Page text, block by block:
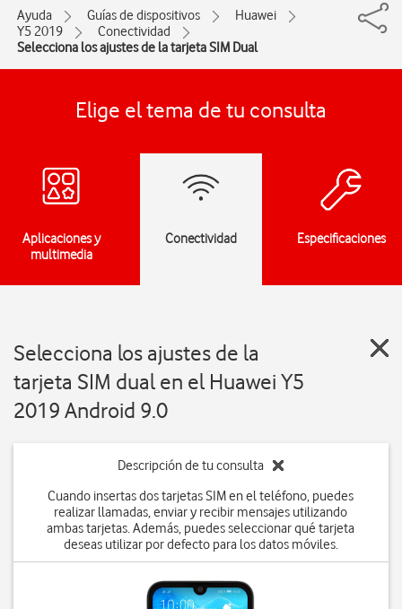
Ayuda Guías de dispositivos
Huawei
Y5 2019
Conectividad
Selecciona los ajustes de la tarjeta SIM Dual
Elige el tema de tu consulta
Aplicaciones y
multimedia
Conectividad Especificaciones
Selecciona los ajustes de la
tarjeta SIM dual en el Huawei Y5
2019 Android 9.0
Descripción de tu consulta
Cuando insertas dos tarjetas SIM en el teléfono, puedes
realizar llamadas, enviar y recibir mensajes utilizando
ambas tarjetas. Además, puedes seleccionar qué tarjeta
deseas utilizar por defecto para los datos móviles.